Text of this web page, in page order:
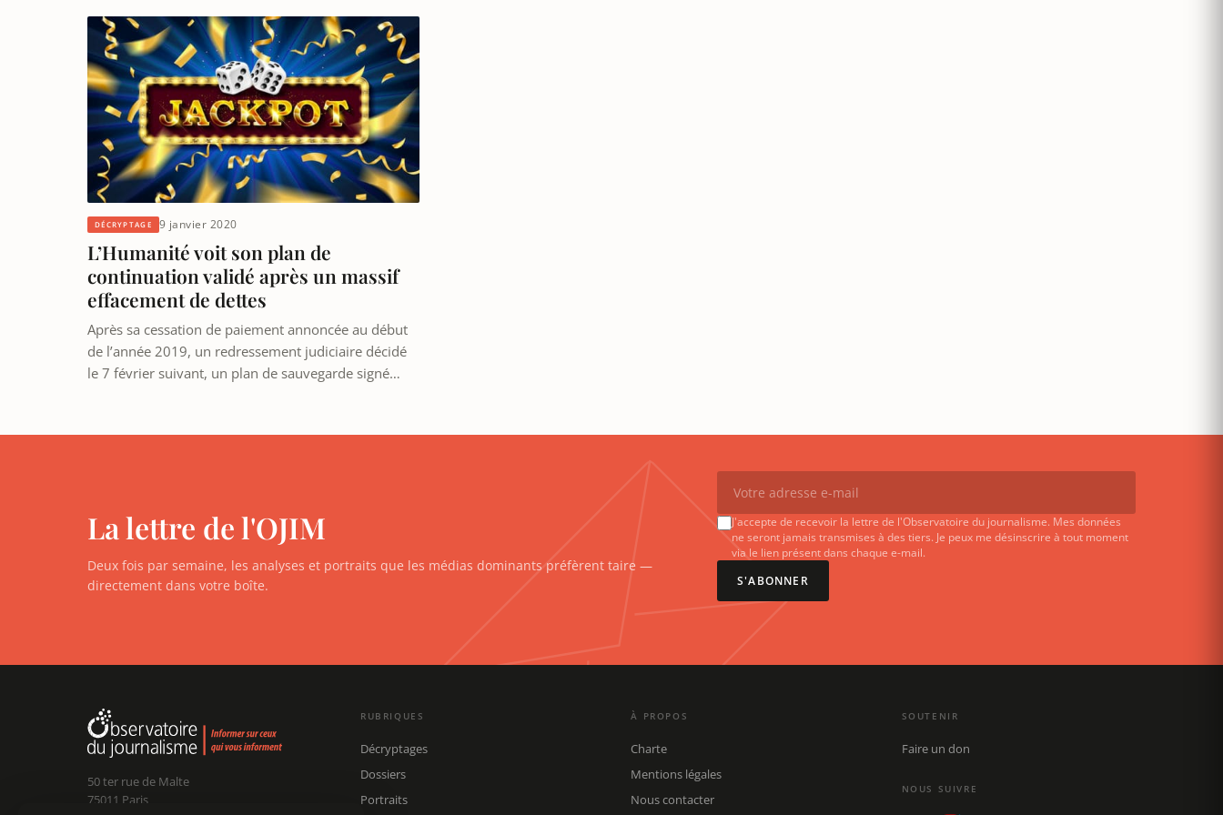
DÉCRYPTAGE 9 janvier 2020
L’Humanité voit son plan de
continuation validé après un massif
effacement de dettes
Après sa cessation de paiement annoncée au début
de l’année 2019, un redressement judiciaire décidé
le 7 février suivant, un plan de sauvegarde signé…
La lettre de l'OJIM
Deux fois par semaine, les analyses et portraits que les médias dominants préfèrent taire —
directement dans votre boîte.
J'accepte de recevoir la lettre de l'Observatoire du journalisme. Mes données
ne seront jamais transmises à des tiers. Je peux me désinscrire à tout moment
via le lien présent dans chaque e-mail.
S'ABONNER
50 ter rue de Malte
75011 Paris
RUBRIQUES
Décryptages
Dossiers
Portraits
À PROPOS
Charte
Mentions légales
Nous contacter
SOUTENIR
Faire un don
NOUS SUIVRE